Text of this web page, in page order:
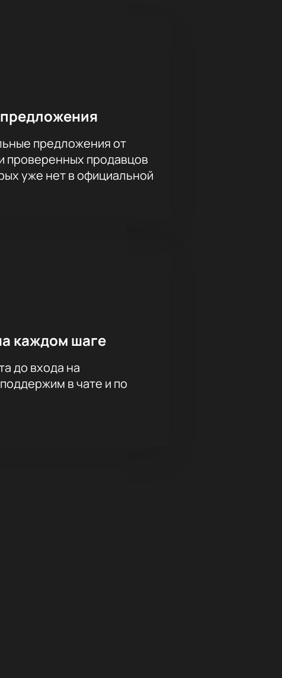
предложения от
проверенных продавцов
уже нет в официальной
каждом шаге
до входа на
в чате и по